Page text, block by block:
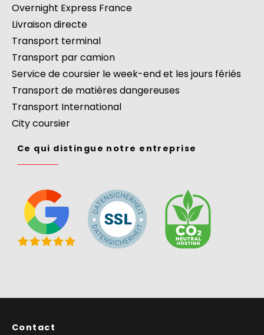
Overnight Express France
Livraison directe
Transport terminal
Transport par camion
Service de coursier le week-end et les jours fériés
Transport de matières dangereuses
Transport International
City coursier
Ce qui distingue notre entreprise
Contact